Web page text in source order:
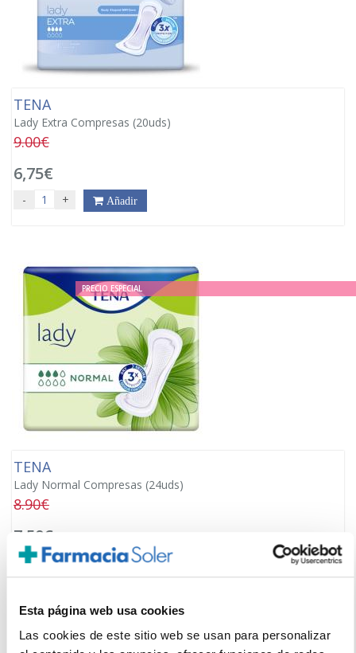
Esta página web usa cookies
Las cookies de este sitio web se usan para personalizar
TENA
Lady Extra Compresas (20uds)
9.00€
6,75€
- + Añadir
PRECIO ESPECIAL
TENA
Lady Normal Compresas (24uds)
8.90€
7,50€
- + Añadir